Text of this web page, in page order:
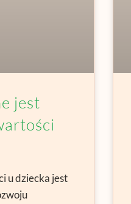
jest
u dziecka jest